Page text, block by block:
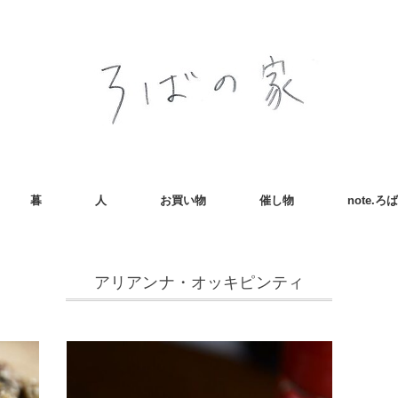
暮 人 お買い物 催し物 note.ろ
アリアンナ・オッキピンティ